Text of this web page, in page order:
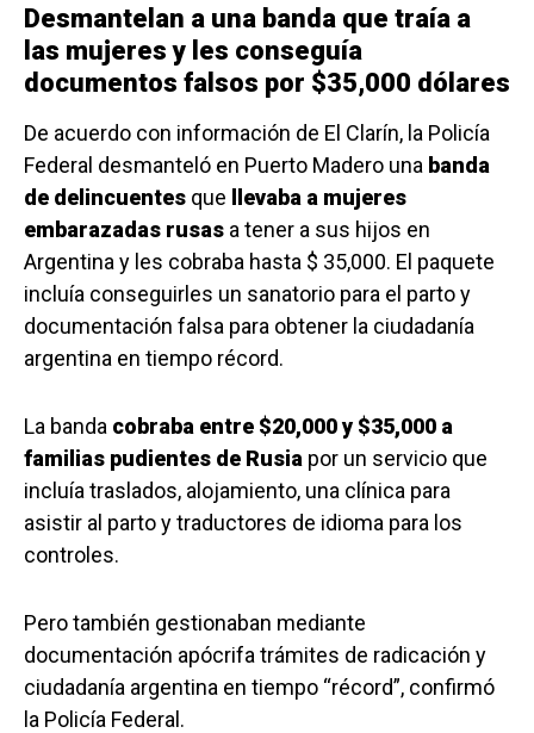
Desmantelan a una banda que traía a
las mujeres y les conseguía
documentos falsos por $35,000 dólares
De acuerdo con información de El Clarín, la Policía
Federal desmanteló en Puerto Madero una banda
de delincuentes que
llevaba a mujeres
embarazadas rusas a tener a sus hijos en
Argentina y les cobraba hasta $ 35,000. El paquete
incluía conseguirles un sanatorio para el parto y
documentación falsa para obtener la ciudadanía
argentina en tiempo récord.
La banda cobraba entre $20,000 y $35,000 a
familias pudientes de Rusia por un servicio que
incluía traslados, alojamiento, una clínica para
asistir al parto y traductores de idioma para los
controles.
Pero también gestionaban mediante
documentación apócrifa trámites de radicación y
ciudadanía argentina en tiempo “récord”, confirmó
la Policía Federal.